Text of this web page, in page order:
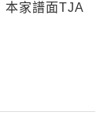
本家譜面TJA